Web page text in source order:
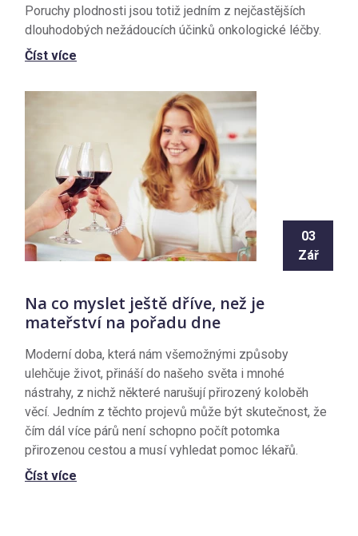
Poruchy plodnosti jsou totiž jedním z nejčastějších
dlouhodobých nežádoucích účinků onkologické léčby.
Číst více
03
Zář
Na co myslet ještě dříve, než je
mateřství na pořadu dne
Moderní doba, která nám všemožnými způsoby
ulehčuje život, přináší do našeho světa i mnohé
nástrahy, z nichž některé narušují přirozený koloběh
věcí. Jedním z těchto projevů může být skutečnost, že
čím dál více párů není schopno počít potomka
přirozenou cestou a musí vyhledat pomoc lékařů.
Číst více